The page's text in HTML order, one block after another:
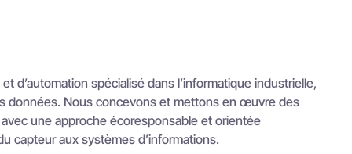
d’automation spécialisé dans l’informatique industrielle,
données. Nous concevons et mettons en œuvre des
une approche écoresponsable et orientée
capteur aux systèmes d’informations.